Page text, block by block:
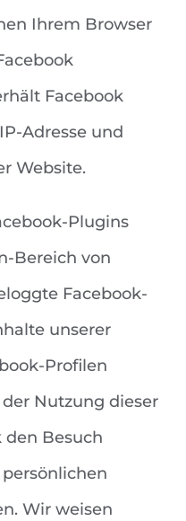
Ihrem Browser
Facebook
Adresse und
Website.
Plugins
Bereich von
Facebook-
unserer
Profilen
Nutzung dieser
den Besuch
Wir weisen